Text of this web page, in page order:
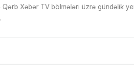
Xəbər TV bölmələri üzrə gündəlik